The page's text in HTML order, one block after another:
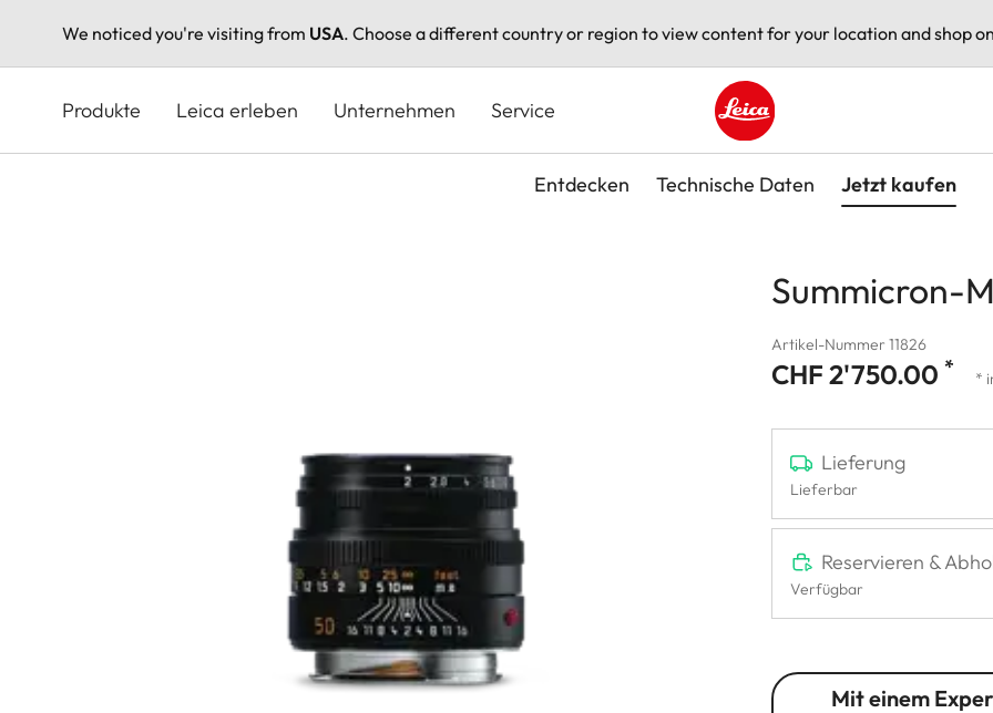
We noticed you're visiting from USA. Choose a different country or region to view content for your location and shop
Produkte Leica erleben Unternehmen Service
Leica logo - Home
Entdecken Technische Daten Jetzt kaufen
Summicron-
Artikel-Nummer 11826
CHF 2'750.00 * *
Lieferung
Lieferbar
Reservieren &
Verfügbar
Mit einem